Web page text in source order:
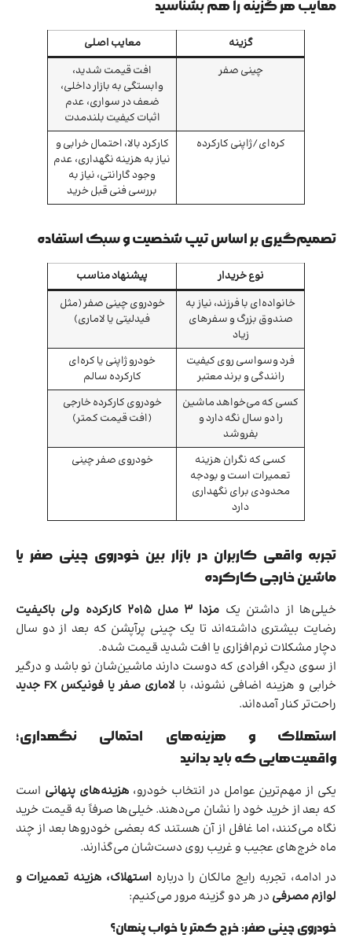
معایب هر گزینه را هم بشناسید
گزینه
معایب اصلی
چینی صفر
افت قیمت شدید،
وابستگی به بازار داخلی،
ضعف در سواری، عدم
اثبات کیفیت بلندمدت
کره‌ای/ژاپنی کارکرده
کارکرد بالا، احتمال خرابی و
نیاز به هزینه‌ نگهداری، عدم
وجود گارانتی، نیاز به
بررسی فنی قبل خرید
تصمیم‌گیری بر اساس تیپ شخصیت و سبک استفاده
نوع خریدار
پیشنهاد مناسب
خانواده‌ای با فرزند، نیاز به
صندوق بزرگ و سفرهای
زیاد
خودروی چینی صفر (مثل
فیدلیتی یا لاماری)
فرد وسواسی روی کیفیت
رانندگی و برند معتبر
خودرو ژاپنی یا کره‌ای
کارکرده سالم
کسی که می‌خواهد ماشین
را دو سال نگه دارد و
بفروشد
خودروی کارکرده خارجی
(افت قیمت کمتر)
کسی که نگران هزینه
تعمیرات است و بودجه
محدودی برای نگهداری
دارد
خودروی صفر چینی
تجربه واقعی کاربران در بازار بین خودروی چینی صفر یا
ماشین خارجی کارکرده
خیلی‌ها از داشتن یک مزدا ۳ مدل ۲۰۱۵ کارکرده ولی باکیفیت
رضایت بیشتری داشته‌اند تا یک چینی پرآپشن که بعد از دو سال
دچار مشکلات نرم‌افزاری یا افت شدید قیمت شده.
از سوی دیگر، افرادی که دوست دارند ماشین‌شان نو باشد و درگیر
خرابی و هزینه اضافی نشوند، با لاماری صفر یا فونیکس FX جدید
راحت‌تر کنار آمده‌اند.
استهلاک و هزینه‌های احتمالی نگهداری؛
واقعیت‌هایی که باید بدانید
یکی از مهم‌ترین عوامل در انتخاب خودرو، هزینه‌های پنهانی است
که بعد از خرید خود را نشان می‌دهند. خیلی‌ها صرفاً به قیمت خرید
نگاه می‌کنند، اما غافل از آن هستند که بعضی خودروها بعد از چند
ماه خرج‌های عجیب و غریب روی دست‌شان می‌گذارند.
در ادامه، تجربه رایج مالکان را درباره استهلاک، هزینه تعمیرات و
لوازم مصرفی در هر دو گزینه مرور می‌کنیم:
خودروی چینی صفر: خرج کمتر یا خواب پنهان؟